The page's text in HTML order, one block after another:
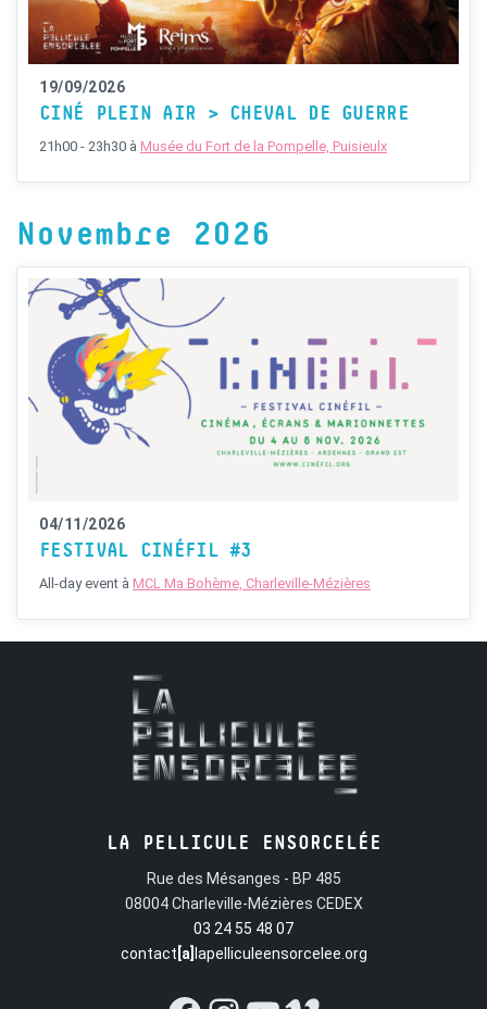
19/09/2026
CINÉ PLEIN AIR > CHEVAL DE GUERRE
21h00 - 23h30 à Musée du Fort de la Pompelle, Puisieulx
Novembre 2026
04/11/2026
FESTIVAL CINÉFIL #3
All-day event à MCL Ma Bohème, Charleville-Mézières
LA PELLICULE ENSORCELÉE
Rue des Mésanges - BP 485
08004 Charleville-Mézières CEDEX
03 24 55 48 07
contact [a] lapelliculeensorcelee.org